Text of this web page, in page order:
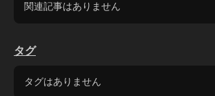
関連記事はありません
タグ
タグはありません